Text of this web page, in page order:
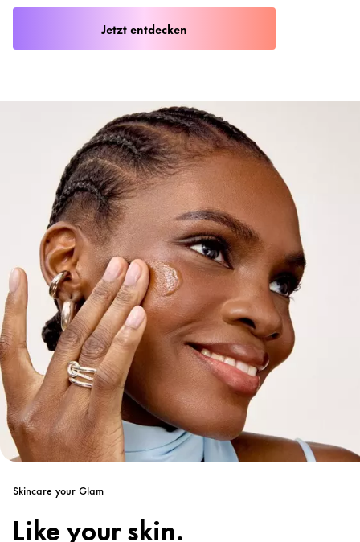
Jetzt entdecken
Skincare your Glam
Like your skin.